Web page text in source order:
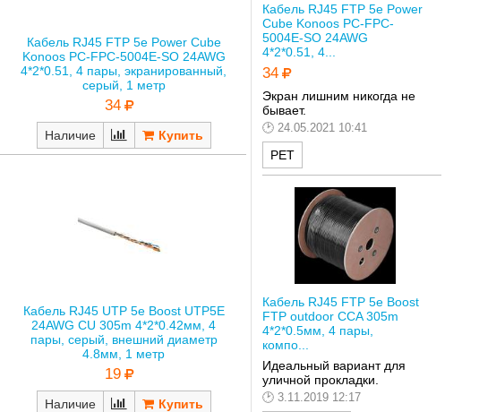
Кабель RJ45 FTP 5е Power Cube
Konoos PC-FPC-5004E-SO 24AWG
4*2*0.51, 4 пары, экранированный,
серый, 1 метр
34
Наличие
Кабель RJ45 UTP 5е Boost UTP5E
24AWG CU 305m 4*2*0.42мм, 4
пары, серый, внешний диаметр
4.8мм, 1 метр
19
Наличие
Кабель RJ45 FTP 5е Power
Cube Konoos PC-FPC-
5004E-SO 24AWG
4*2*0.51, 4...
34
Экран лишним никогда не
бывает.
24.05.2021 10:41
РЕТ
Кабель RJ45 FTP 5е Boost
FTP outdoor CCA 305m
4*2*0.5мм, 4 пары,
компо...
Идеальный вариант для
уличной прокладки.
3.11.2019 12:17